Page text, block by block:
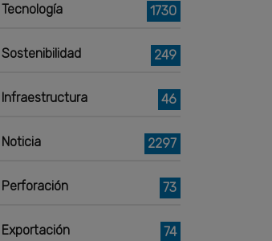
Tecnología 1730
Sostenibilidad 249
Infraestructura 46
Noticia 2297
Perforación 73
Exportación 74